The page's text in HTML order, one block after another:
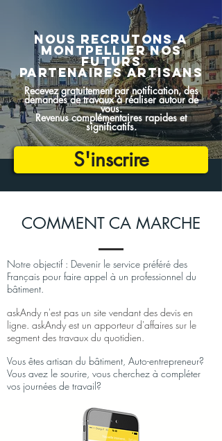
Recevez gratuitement par notification, des
demandes de travaux à réaliser autour de
vous.
Revenus complémentaires rapides et
significatifs.
COMMENT CA MARCHE
Notre objectif : Devenir le service préféré des
Français pour faire appel à un professionnel du
bâtiment.
askAndy n'est pas un site vendant des devis en
ligne. askAndy est un apporteur d'affaires sur le
segment des travaux du quotidien.
Vous êtes artisan du bâtiment, Auto-entrepreneur?
Vous avez le sourire, vous cherchez à compléter
vos journées de travail?
NOUS RECRUTONS a
montpellier NOS
FUTURS
PARTENAIRES artisans
S'inscrire